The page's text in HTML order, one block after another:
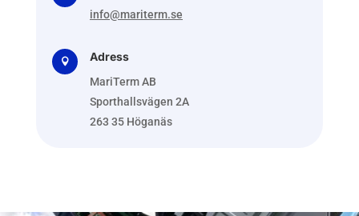
info@mariterm.se
 Adress
MariTerm AB
Sporthallsvägen 2A
263 35 Höganäs